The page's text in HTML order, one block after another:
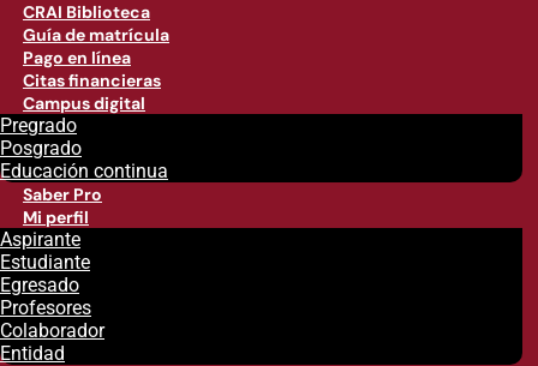
CRAI Biblioteca
Guía de matrícula
Pago en línea
Citas financieras
Campus digital
Pregrado
Posgrado
Educación continua
Saber Pro
Mi perfil
Aspirante
Estudiante
Egresado
Profesores
Colaborador
Entidad